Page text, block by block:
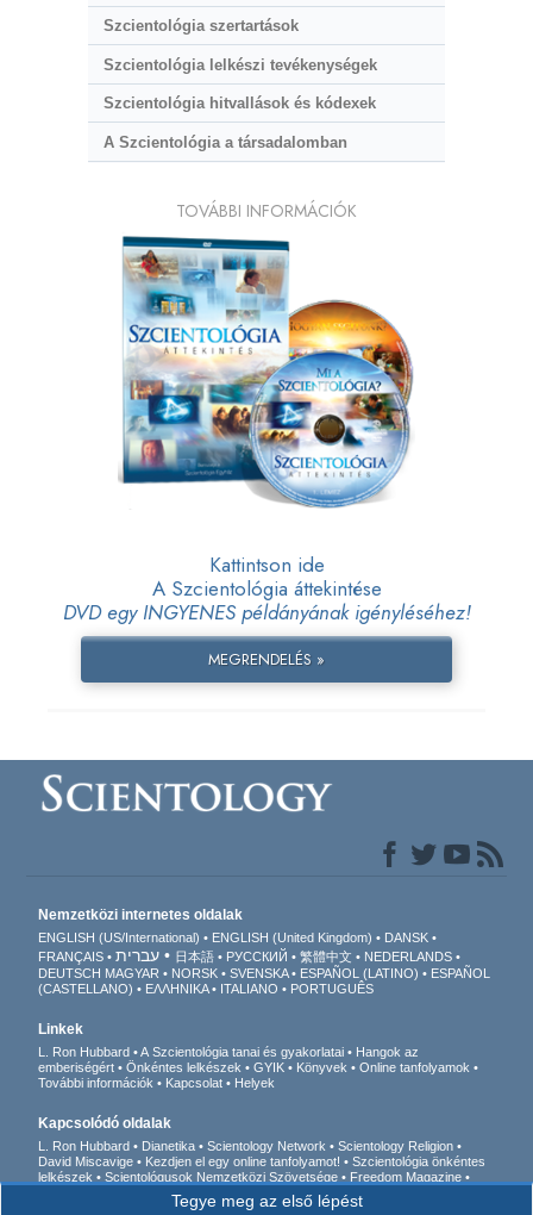
Szcientológia szertartások
Szcientológia lelkészi tevékenységek
Szcientológia hitvallások és kódexek
A Szcientológia a társadalomban
TOVÁBBI INFORMÁCIÓK
Kattintson ide
A Szcientológia áttekintése
DVD egy INGYENES példányának igényléséhez!
MEGRENDELÉS »
Tegye meg az első lépést
Nemzetközi internetes oldalak
ENGLISH (US/International) ENGLISH (United Kingdom)
DANSK
FRANÇAIS
עברית 日本語 РУССКИЙ 繁體中文
NEDERLANDS
DEUTSCH MAGYAR NORSK SVENSKA ESPAÑOL (LATINO)
ESPAÑOL
(CASTELLANO)
ΕΛΛΗΝΙΚA ITALIANO PORTUGUÊS
Linkek
L. Ron Hubbard A Szcientológia tanai és gyakorlatai
Hangok az
emberiségért
Önkéntes lelkészek GYIK Könyvek
Online tanfolyamok
További információk
Kapcsolat Helyek
Kapcsolódó oldalak
L. Ron Hubbard Dianetika Scientology Network
Scientology Religion
David Miscavige
Kezdjen el egy online tanfolyamot!
Szcientológia önkéntes
lelkészek
Scientológusok Nemzetközi Szövetsége
Freedom Magazine
Akik felszólalnak egy
Együtt az Emberi Jogokért Fiatalok az Emberi Jogokért